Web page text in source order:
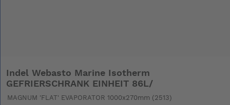
Indel Webasto Marine Isotherm
GEFRIERSCHRANK EINHEIT 86L/
MAGNUM 'FLAT' EVAPORATOR 1000x270mm (2513)